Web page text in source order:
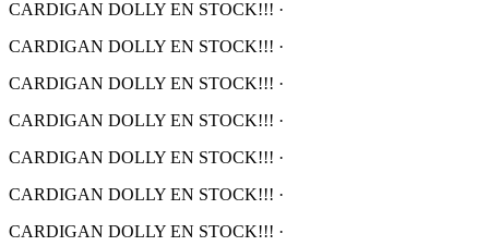
CARDIGAN DOLLY EN STOCK!!! ·
CARDIGAN DOLLY EN STOCK!!! ·
CARDIGAN DOLLY EN STOCK!!! ·
CARDIGAN DOLLY EN STOCK!!! ·
CARDIGAN DOLLY EN STOCK!!! ·
CARDIGAN DOLLY EN STOCK!!! ·
CARDIGAN DOLLY EN STOCK!!! ·